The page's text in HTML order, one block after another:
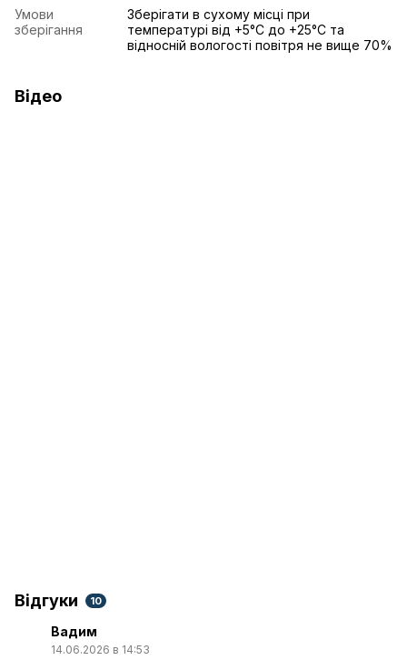
Умови
зберігання
Зберігати в сухому місці при
температурі від +5°C до +25°C та
відносній вологості повітря не вище 70%
Відео
Відгуки 10
Вадим
14.06.2026 в 14:53